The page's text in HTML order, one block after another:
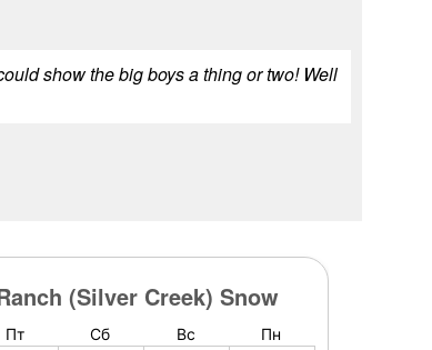
show the big boys a thing or two! Well